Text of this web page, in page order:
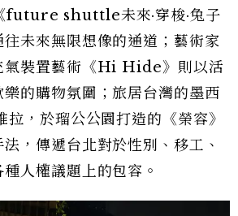
future shuttle未來·穿梭·兔子
未來無限想像的通道；藝術家
氣裝置藝術《Hi Hide》則以活
的購物氛圍；旅居台灣的墨西
拉，於瑠公公園打造的《榮容》
，傳遞台北對於性別、移工、
人權議題上的包容。